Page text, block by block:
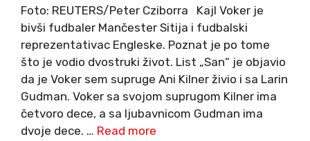
Foto: REUTERS/Peter Cziborra Kajl Voker je
bivši fudbaler Mančester Sitija i fudbalski
reprezentativac Engleske. Poznat je po tome
što je vodio dvostruki život. List „San“ je objavio
da je Voker sem supruge Ani Kilner živio i sa Larin
Gudman. Voker sa svojom suprugom Kilner ima
četvoro dece, a sa ljubavnicom Gudman ima
dvoje dece. … Read more